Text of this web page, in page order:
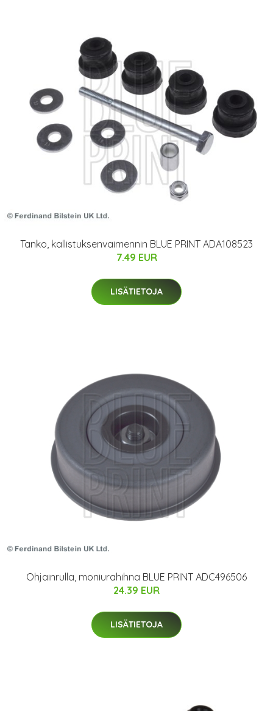
Tanko, kallistuksenvaimennin BLUE PRINT ADA108523
7.49 EUR
LISÄTIETOJA
Ohjainrulla, moniurahihna BLUE PRINT ADC496506
24.39 EUR
LISÄTIETOJA